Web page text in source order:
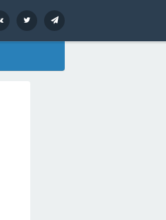
VK Twitter